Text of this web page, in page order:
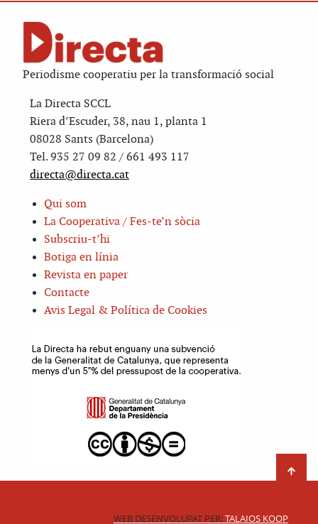
Periodisme cooperatiu per la transformació social
La Directa SCCL
Riera d’Escuder, 38, nau 1, planta 1
08028 Sants (Barcelona)
Tel. 935 27 09 82 / 661 493 117
directa@directa.cat
Qui som
La Cooperativa / Fes-te’n sòcia
Subscriu-t’hi
Botiga en línia
Revista en paper
Contacte
Avis Legal & Política de Cookies
WEB DESENVOLUPAT PER:TALAIOS KOOP